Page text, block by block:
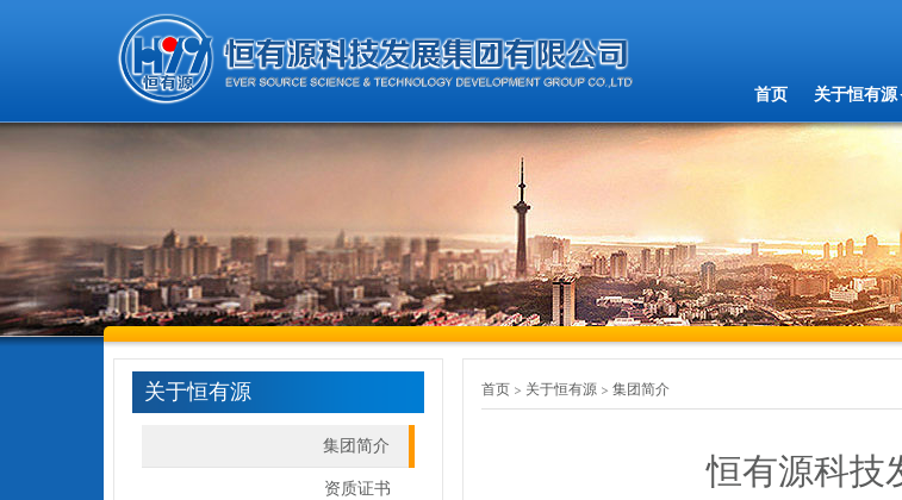
首页 关于恒有源
关于恒有源
集团简介
资质证书
首页 关于恒有源 集团简介
恒有源科技